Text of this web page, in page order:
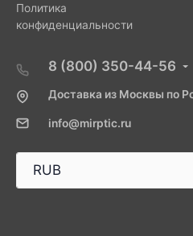
Политика
конфиденциальности
8 (800) 350-44-56
Доставка из Москвы по
info@mirptic.ru